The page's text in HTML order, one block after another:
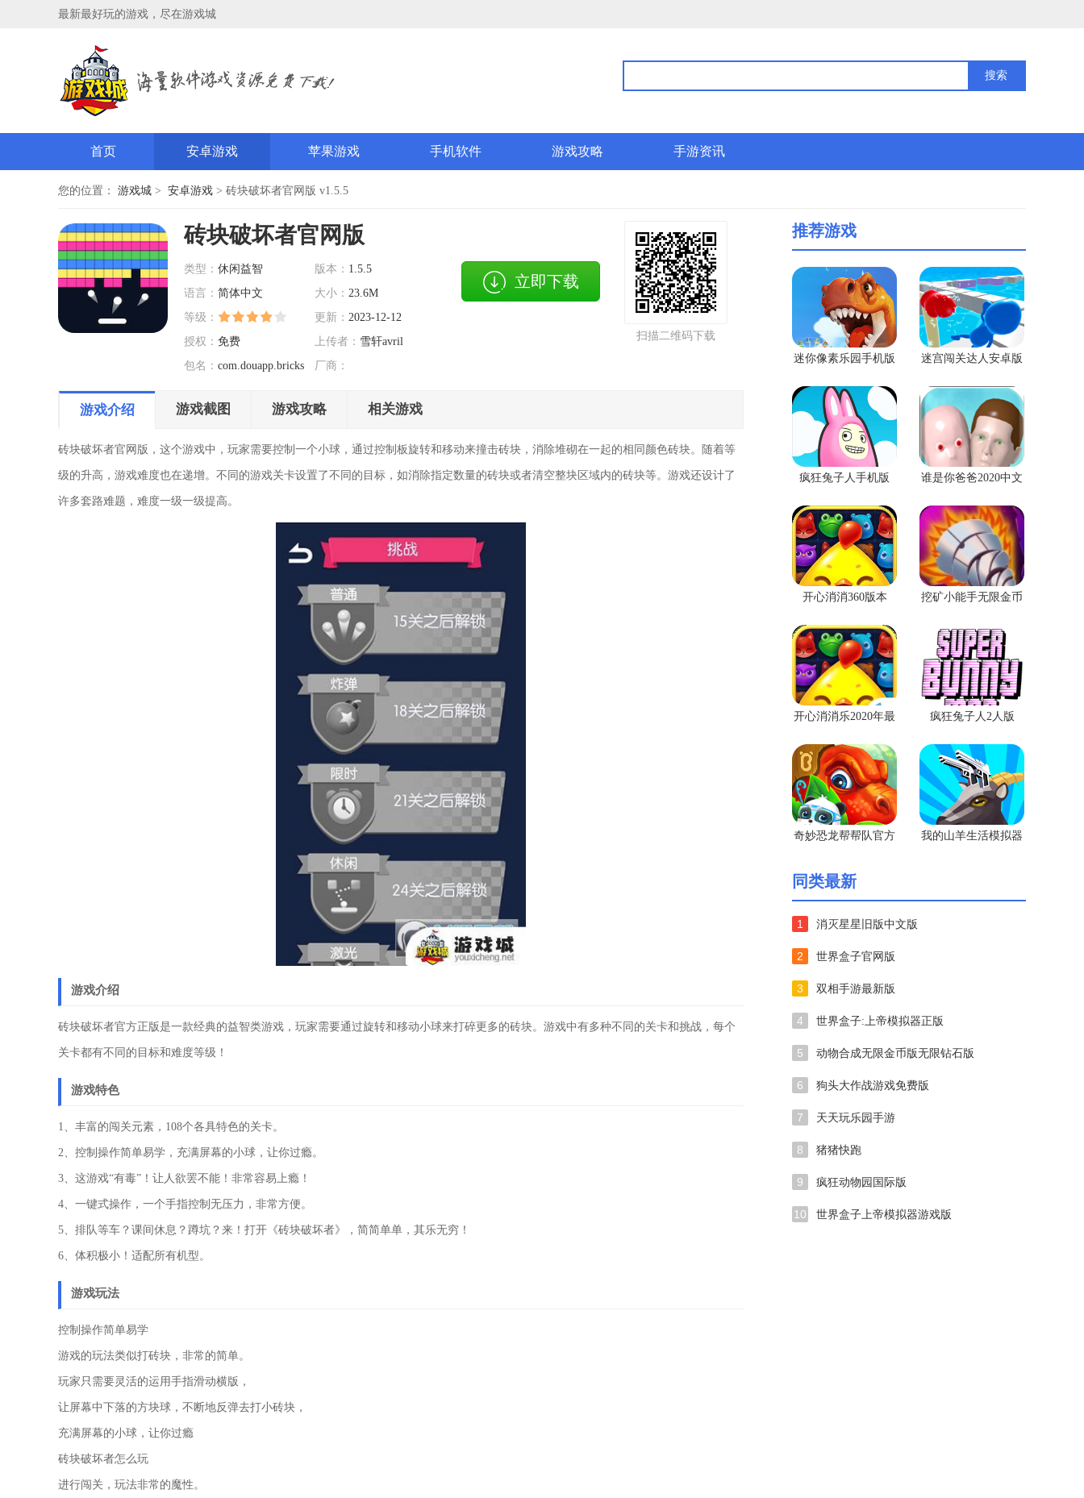
最新最好玩的游戏，尽在游戏城
首页 安卓游戏 苹果游戏 手机软件 游戏攻略 手游资讯
您的位置： 游戏城 > 安卓游戏 > 砖块破坏者官网版 v1.5.5
砖块破坏者官网版
类型： 休闲益智 版本： 1.5.5
语言： 简体中文 大小： 23.6M
等级：
更新： 2023-12-12
授权： 免费 上传者： 雪轩avril
包名： com.douapp.bricks 厂商：
扫描二维码下载
立即下载
游戏介绍 游戏截图 游戏攻略 相关游戏
砖块破坏者官网版，这个游戏中，玩家需要控制一个小球，通过控制板旋转和移动来撞击砖块，消除堆砌在一起的相同颜色砖块。随着等
级的升高，游戏难度也在递增。不同的游戏关卡设置了不同的目标，如消除指定数量的砖块或者清空整块区域内的砖块等。游戏还设计了
许多套路难题，难度一级一级提高。
游戏介绍
砖块破坏者官方正版是一款经典的益智类游戏，玩家需要通过旋转和移动小球来打碎更多的砖块。游戏中有多种不同的关卡和挑战，每个
关卡都有不同的目标和难度等级！
游戏特色
1、丰富的闯关元素，108个各具特色的关卡。
2、控制操作简单易学，充满屏幕的小球，让你过瘾。
3、这游戏“有毒”！让人欲罢不能！非常容易上瘾！
4、一键式操作，一个手指控制无压力，非常方便。
5、排队等车？课间休息？蹲坑？来！打开《砖块破坏者》，简简单单，其乐无穷！
6、体积极小！适配所有机型。
游戏玩法
控制操作简单易学
游戏的玩法类似打砖块，非常的简单。
玩家只需要灵活的运用手指滑动横版，
让屏幕中下落的方块球，不断地反弹去打小砖块，
充满屏幕的小球，让你过瘾
砖块破坏者怎么玩
进行闯关，玩法非常的魔性。
推荐游戏
迷你像素乐园手机版
迷宫闯关达人安卓版
疯狂兔子人手机版
谁是你爸爸2020中文
开心消消360版本
挖矿小能手无限金币
开心消消乐2020年最
疯狂兔子人2人版
奇妙恐龙帮帮队官方
我的山羊生活模拟器
同类最新
1 消灭星星旧版中文版
2 世界盒子官网版
3 双相手游最新版
4 世界盒子:上帝模拟器正版
5 动物合成无限金币版无限钻石版
6 狗头大作战游戏免费版
7 天天玩乐园手游
8 猪猪快跑
9 疯狂动物园国际版
10 世界盒子上帝模拟器游戏版